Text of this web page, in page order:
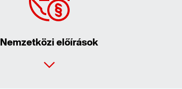
Nemzetközi előírások